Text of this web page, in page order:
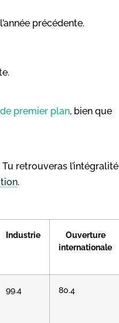
précédente.
de premier plan, bien que
retrouveras l’intégralité
.
Industrie
Ouverture
internationale
99.4 80.4